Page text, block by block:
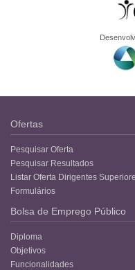
Ofertas
Pesquisar Oferta
Pesquisar Resultados
Listar Oferta Dirigentes
Formulários
Bolsa de Emprego Público
Diploma
Objetivos
Funcionalidades